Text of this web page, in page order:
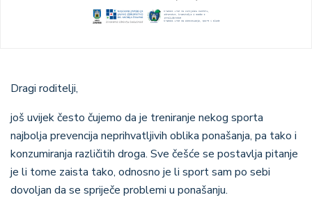
Dragi roditelji,
još uvijek često čujemo da je treniranje nekog sporta
najbolja prevencija neprihvatljivih oblika ponašanja, pa tako i
konzumiranja različitih droga. Sve češće se postavlja pitanje
je li tome zaista tako, odnosno je li sport sam po sebi
dovoljan da se spriječe problemi u ponašanju.